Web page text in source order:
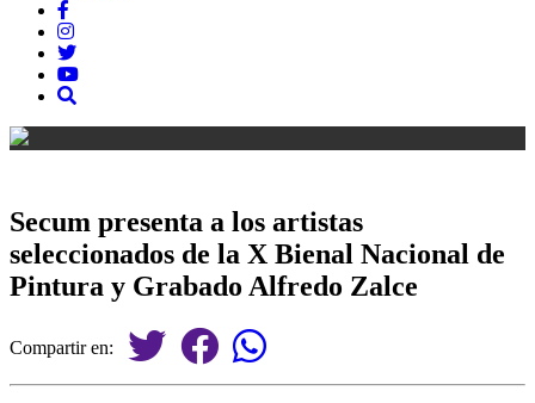
Secum presenta a los artistas
seleccionados de la X Bienal Nacional de
Pintura y Grabado Alfredo Zalce
Compartir en: